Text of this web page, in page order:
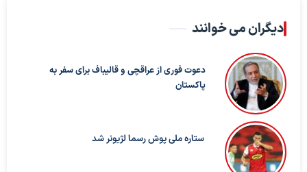
دیگران می خوانند
دعوت فوری از عراقچی و قالیباف برای سفر به
پاکستان
ستاره ملی پوش رسما لژیونر شد